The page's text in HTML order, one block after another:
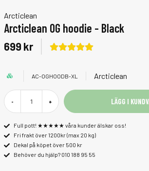
Arcticlean
Arcticlean OG hoodie - Black
699 kr
AC-OGHOODB-XL Arcticlean
- + LÄGG I
Full pott! ★★★★★ våra kunder älskar oss!
Fri frakt över 1200kr (max 20 kg)
Dekal på köpet över 500 kr
Behöver du hjälp? 010 188 95 55